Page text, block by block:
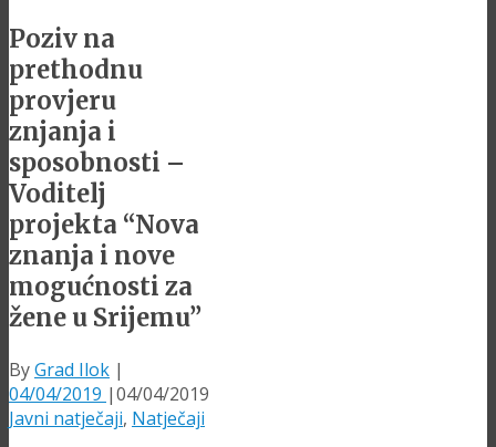
Poziv na
prethodnu
provjeru
znjanja i
sposobnosti –
Voditelj
projekta “Nova
znanja i nove
mogućnosti za
žene u Srijemu”
ByGrad Ilok |
04/04/2019 |04/04/2019
Javni natječaji, Natječaji